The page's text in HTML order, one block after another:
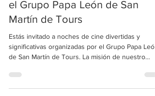
Noches de cine organizadas
el Grupo Papa León de San
Martín de Tours
Estás invitado a noches de cine divertidas y
de San Martín de Tours. La misión de nuestro